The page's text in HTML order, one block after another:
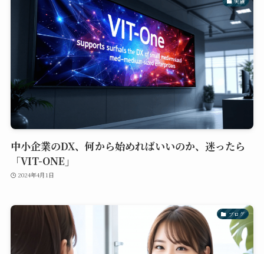
中小企業のDX、何から始めればいいのか、迷ったら
「VIT-ONE」
2024年4月1日
ブログ